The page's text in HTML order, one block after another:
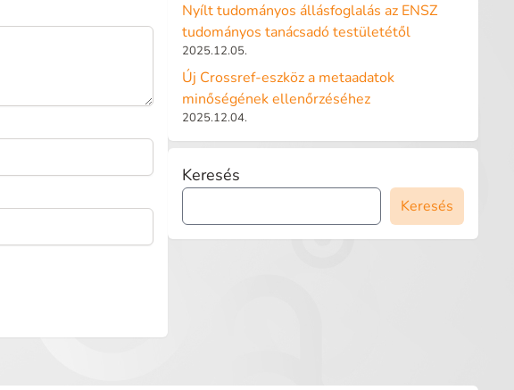
Nyílt tudományos állásfoglalás az ENSZ
tudományos tanácsadó testületétől
2025.12.05.
Új Crossref-eszköz a metaadatok
minőségének ellenőrzéséhez
2025.12.04.
Keresés
Keresés